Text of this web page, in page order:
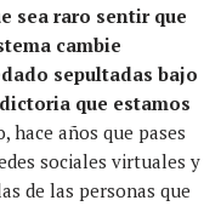
sea raro sentir que
cambie
sepultadas bajo
que estamos
hace años que pases
sociales virtuales y
de las personas que